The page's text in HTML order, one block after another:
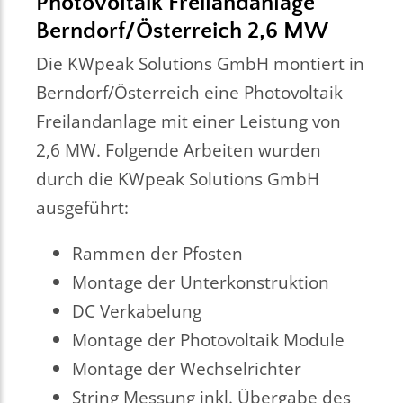
Berndorf/Österreich 2,6 MW
Die KWpeak Solutions GmbH montiert in
Berndorf/Österreich eine Photovoltaik
Freilandanlage mit einer Leistung von
2,6 MW. Folgende Arbeiten wurden
durch die KWpeak Solutions GmbH
ausgeführt:
Rammen der Pfosten
Montage der Unterkonstruktion
DC Verkabelung
Montage der Photovoltaik Module
Montage der Wechselrichter
String Messung inkl. Übergabe des